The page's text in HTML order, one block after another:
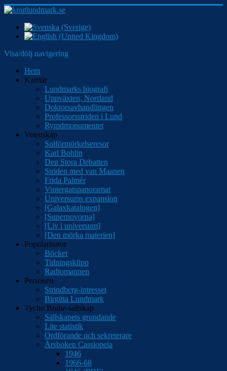
Visa/dölj navigering
Hem
Karriär
Lundmarks biografi
Uppväxten, Norrland
Doktorsavhandlingen
Professorsstriden i Lund
Rymdmonumentet
Vetenskap
Solförmörkelseresor
Karl Bohlin
Den Stora Debatten
Striden med van Maanen
Frida Palmér
Vintergatspanoramat
Universums expansion
[Galaxkatalogen]
[Supernovorna]
[Liv i universum]
[Den mörka materien]
Popularisator
Böcker
Tidningsklipp
Radiomannen
Personen
Strindberg-intresset
Birgitta Lundmark
Tycho Brahe-sällskap
Sällskapets grundande
Lite statistik
Ordförande och sekreterare
Årsboken Cassiopeia
1946
1966-68